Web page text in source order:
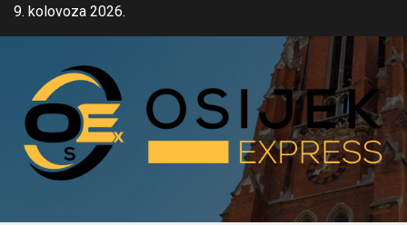
Skip9. kolovoza 2026.